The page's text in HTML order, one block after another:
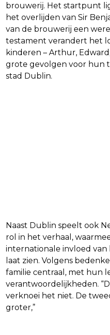
brouwerij. Het startpunt
het overlijden van Sir
van de brouwerij een
testament verandert het
kinderen – Arthur,
grote gevolgen voor hun
stad Dublin.
Naast Dublin speelt ook
rol in het verhaal,
internationale invloed
laat zien. Volgens
familie centraal, met hun
verantwoordelijkheden.
verknoei het niet. De
groter,”